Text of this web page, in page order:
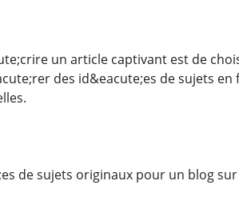
un article captivant est de
des id&eacute;es de sujets
de sujets originaux pour un blog